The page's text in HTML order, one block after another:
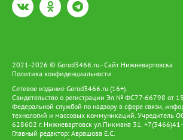
2021-2026 © Gorod3466.ru - Сайт Нижневартовска
Политика конфиденциальности
Сетевое издание Gorod3466.ru (16+).
Свидетельство о регистрации Эл № ФС77-66798 от
Федеральной службой по надзору в сфере связи,
технологий и массовых коммуникаций. Учредитель
628602 г. Нижневартовск ул.Пикмана 31.
Главный редактор: Аврашова Е.С.